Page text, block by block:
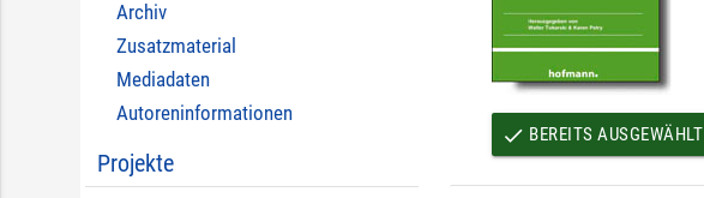
Archiv
Zusatzmaterial
Mediadaten
Autoreninformationen
Projekte
done BEREITS AUSGEWÄHLT